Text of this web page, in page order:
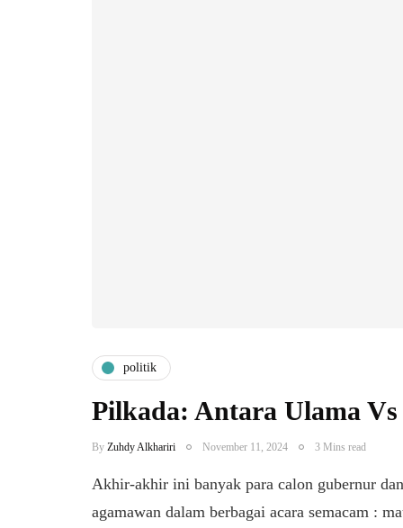
politik
Pilkada: Antara Ulama
By Zuhdy Alkhariri November 11, 2024 3 Mins read
Akhir-akhir ini banyak para calon gubernur
agamawan dalam berbagai acara semacam :